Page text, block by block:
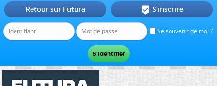
Se souvenir de moi ?
Retour sur Futura  S'inscrire